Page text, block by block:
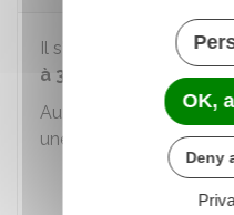
Il s'agit d'un
à 3 ans
Au bout de 3 ans
une décision :
Si vous restez
OK,
Deny